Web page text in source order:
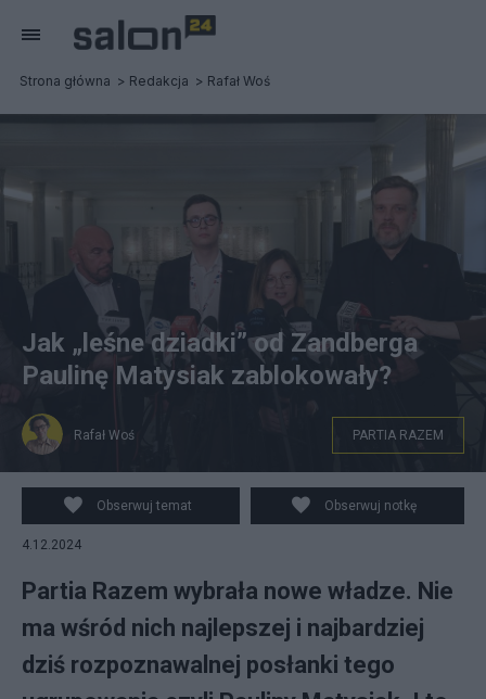
Strona główna Redakcja Rafał Woś
fot. Facebook/Paulina Matysiak
Jak „leśne dziadki” od Zandberga
Paulinę Matysiak zablokowały?
Rafał Woś PARTIA RAZEM
Obserwuj temat Obserwuj notkę
4.12.2024
Partia Razem wybrała nowe władze. Nie
ma wśród nich najlepszej i najbardziej
dziś rozpoznawalnej posłanki tego